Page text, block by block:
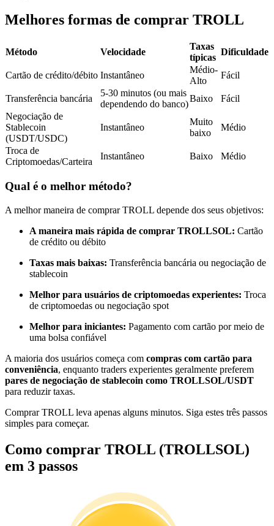
Copiar Trading
Torne-se um Trader de Cópias
Desfrute da partilha de lucros e comissões de copy trading
Informação
Análise de big data, incluindo informações comerciais, etc.
Guia para iniciantes em futuros
Melhores formas de comprar TROLL
Método Velocidade
Taxas
típicas
Dificuldade
Cartão de crédito/débito Instantâneo
Médio-
Alto
Fácil
Transferência bancária
5-30 minutos (ou mais
dependendo do banco)
Baixo
Fácil
Negociação de
Stablecoin
(USDT/USDC)
Instantâneo
Muito
baixo
Médio
Troca de
Criptomoedas/Carteira
Instantâneo Baixo Médio
Qual é o melhor método?
A melhor maneira de comprar TROLL depende dos seus objetivos:
A maneira mais rápida de comprar TROLLSOL: Cartão
de crédito ou débito
Taxas mais baixas: Transferência bancária ou negociação de
stablecoin
Melhor para usuários de criptomoedas experientes: Troca
de criptomoedas ou negociação spot
Melhor para iniciantes: Pagamento com cartão por meio de
uma bolsa confiável
A maioria dos usuários começa com compras com cartão para
conveniência, enquanto traders experientes geralmente preferem
pares de negociação de stablecoin como TROLLSOL/USDT
para reduzir taxas.
Comprar TROLL leva apenas alguns minutos. Siga estes três passos
simples para começar.
Como comprar TROLL (TROLLSOL)
em 3 passos